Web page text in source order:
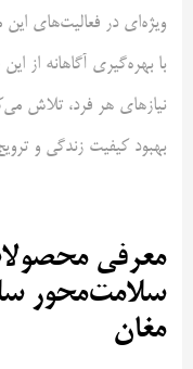
ویژه‌ای در فعالیت‌های
با بهره‌گیری آگاهانه از
نیازهای هر فرد، تلاش
بهبود کیفیت زندگی و
معرفی
سلامت‌محور
مغان